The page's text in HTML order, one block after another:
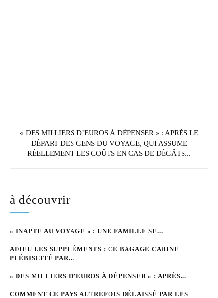
« DES MILLIERS D’EUROS À DÉPENSER » : APRÈS LE
DÉPART DES GENS DU VOYAGE, QUI ASSUME
RÉELLEMENT LES COÛTS EN CAS DE DÉGÂTS...
à découvrir
« INAPTE AU VOYAGE » : UNE FAMILLE SE...
ADIEU LES SUPPLÉMENTS : CE BAGAGE CABINE
PLÉBISCITÉ PAR...
« DES MILLIERS D’EUROS À DÉPENSER » : APRÈS...
COMMENT CE PAYS AUTREFOIS DÉLAISSÉ PAR LES